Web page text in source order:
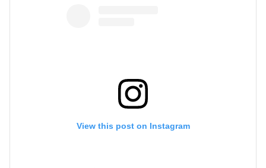
View this post on Instagram